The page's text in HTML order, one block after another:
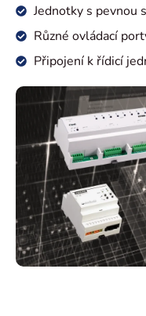
Jednotky s pevnou
Různé ovládací
Připojení k řídicí